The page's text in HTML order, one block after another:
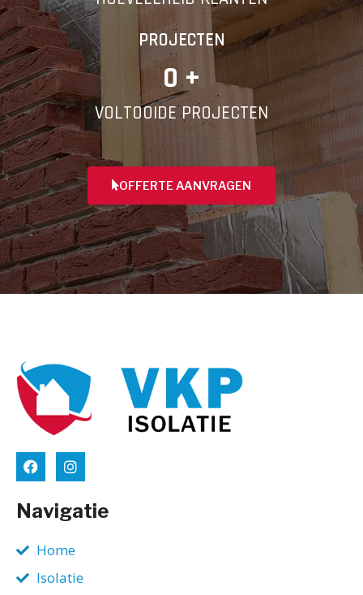
PROJECTEN
0 +
VOLTOOIDE PROJECTEN
OFFERTE AANVRAGEN
Navigatie
Home
Isolatie